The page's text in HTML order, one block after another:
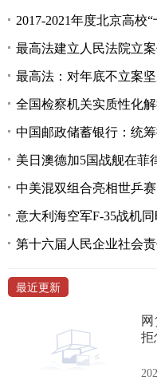
2017-2021年度北京高校
最高法建立人民法院立
最高法：对年底不立案
全国检察机关实质性化
中国邮政储蓄银行：统
美日澳德加5国战舰在菲
中美混双组合亮相世乒
意大利海空军F-35战机
第十六届人民企业社会
最近更新
拒